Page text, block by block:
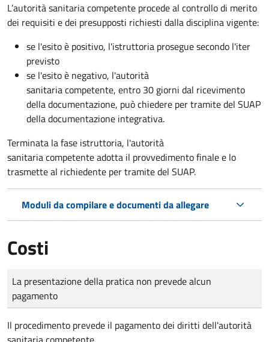
L’autorità sanitaria competente procede al controllo di merito
dei requisiti e dei presupposti richiesti dalla disciplina vigente:
se l'esito è positivo, l'istruttoria prosegue secondo l'iter
previsto
se l'esito è negativo, l'autorità
sanitaria competente, entro 30 giorni dal ricevimento
della documentazione, può chiedere per tramite del SUAP
della documentazione integrativa.
Terminata la fase istruttoria, l'autorità
sanitaria competente adotta il provvedimento finale e lo
trasmette al richiedente per tramite del SUAP.
Moduli da compilare e documenti da allegare
Costi
Tipo di pagamento
Importo
La presentazione della pratica non prevede alcun
pagamento
Il procedimento prevede il pagamento dei diritti dell'autorità